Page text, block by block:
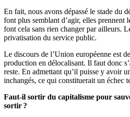
En fait, nous avons dépassé le stade du
font plus semblant d’agir, elles prennent
font cela sans rien changer par ailleurs.
privatisation du service public.
Le discours de l’Union européenne est
production en délocalisant. Il faut donc
reste. En admettant qu’il puisse y avoir
inchangés, ce qui constituerait un échec
Faut-il sortir du capitalisme pour
sortir ?